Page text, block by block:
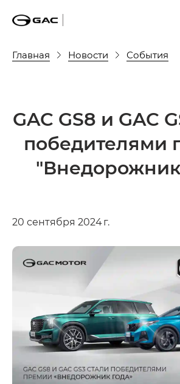
Главная Новости События
GAC GS8 и GAC
победителями
20 сентября 2024 г.